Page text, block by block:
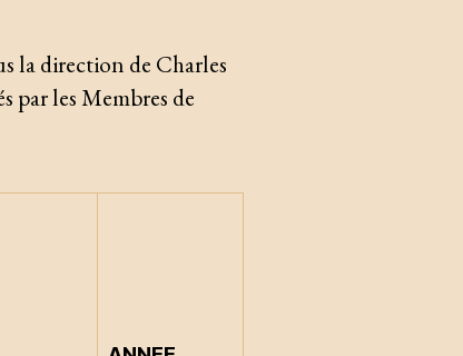
la direction de Charles
par les Membres de